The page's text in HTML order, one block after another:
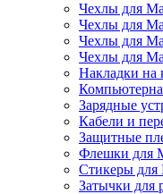
Чехлы для
Чехлы для
Чехлы для
Чехлы для
Накладки на
Зарядные
Кабели и
Защитные
Флешки для
Стикеры для
Затычки для